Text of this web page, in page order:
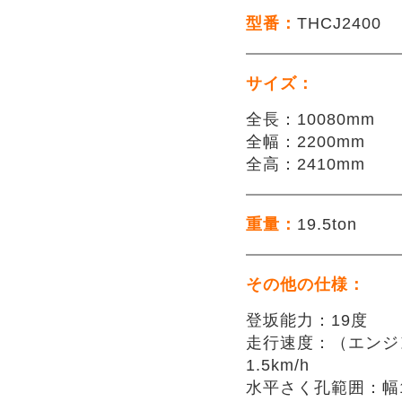
型番： THCJ2400
サイズ：
全長：10080mm
全幅：2200mm
全高：2410mm
重量： 19.5ton
その他の仕様：
登坂能力：19度
走行速度：（エン
1.5km/h
水平さく孔範囲：